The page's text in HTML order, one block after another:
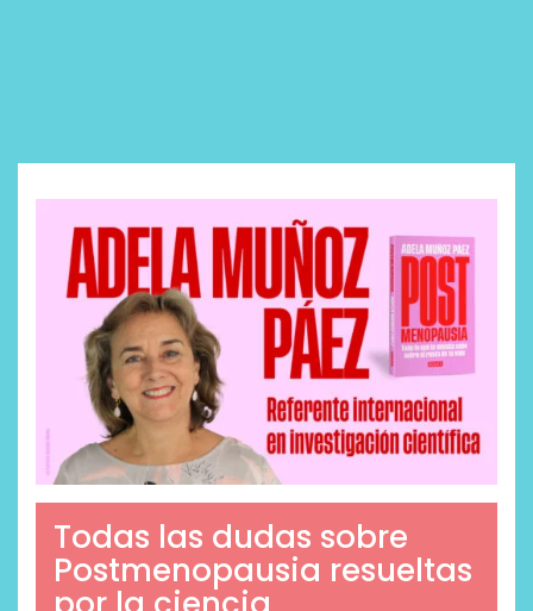
Todas las dudas sobre
Postmenopausia resueltas